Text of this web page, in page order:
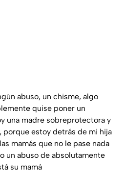
abuso, un chisme, algo
quise poner un
una madre sobreprotectora y
porque estoy detrás de mi hija
mamás que no le pase nada
un abuso de absolutamente
su mamá